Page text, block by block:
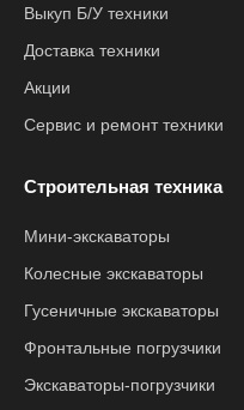
Выкуп Б/У техники
Доставка техники
Акции
Сервис и ремонт техники
Строительная техника
Мини-экскаваторы
Колесные экскаваторы
Гусеничные экскаваторы
Фронтальные погрузчики
Экскаваторы-погрузчики